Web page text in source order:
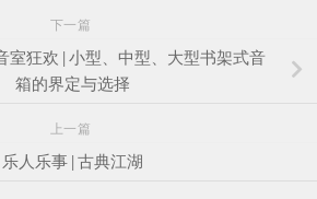
下一篇
室狂欢 | 小型、中型、大型书架式音
箱的界定与选择
上一篇
乐人乐事 | 古典江湖